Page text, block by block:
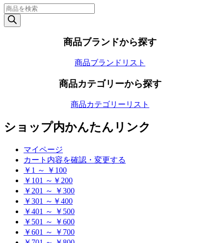
商
品
検
商品ブランドから探す
商品ブランドリスト
商品カテゴリーから探す
商品カテゴリーリスト
ショップ内かんたんリンク
マイページ
カート内容を確認・変更する
￥1 ～ ￥100
￥101 ～￥200
￥201 ～ ￥300
￥301 ～￥400
￥401 ～ ￥500
￥501 ～ ￥600
￥601 ～ ￥700